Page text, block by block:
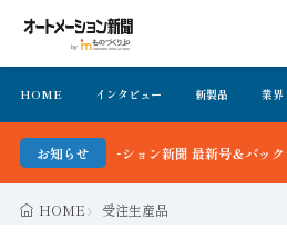
HOME インタビュー 新製品 業界
お知らせ
オートメーション新聞 最新号＆バックナン
HOME 受注生産品